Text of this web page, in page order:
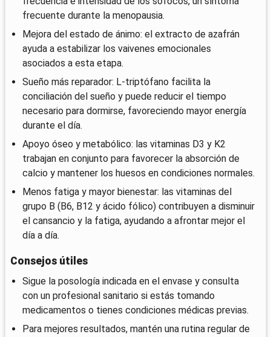
frecuente durante la menopausia.
Mejora del estado de ánimo: el extracto de azafrán
ayuda a estabilizar los vaivenes emocionales
asociados a esta etapa.
Sueño más reparador: L-triptófano facilita la
conciliación del sueño y puede reducir el tiempo
necesario para dormirse, favoreciendo mayor energía
durante el día.
Apoyo óseo y metabólico: las vitaminas D3 y K2
trabajan en conjunto para favorecer la absorción de
calcio y mantener los huesos en condiciones normales.
Menos fatiga y mayor bienestar: las vitaminas del
grupo B (B6, B12 y ácido fólico) contribuyen a disminuir
el cansancio y la fatiga, ayudando a afrontar mejor el
día a día.
Consejos útiles
Sigue la posología indicada en el envase y consulta
con un profesional sanitario si estás tomando
medicamentos o tienes condiciones médicas previas.
Para mejores resultados, mantén una rutina regular de